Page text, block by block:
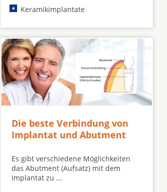
Keramikimplantate
Die beste Verbindung von
Implantat und Abutment
Es gibt verschiedene Möglichkeiten
das Abutment (Aufsatz) mit dem
Implantat zu ...